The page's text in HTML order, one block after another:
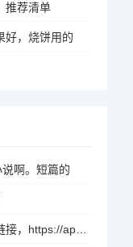
推荐清单
好，烧饼用的
啊。短篇的
海绵宝宝争霸海滩下载链接，https://app.163.com/szxw/